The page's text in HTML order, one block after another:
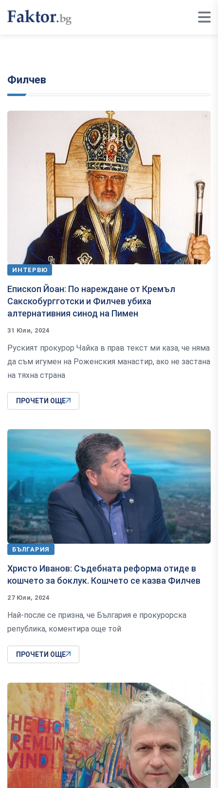
Филчев
ИНТЕРВЮ
Епископ Йоан: По нареждане от Кремъл
Сакскобургготски и Филчев убиха
алтернативния синод на Пимен
31 Юли, 2024
Руският прокурор Чайка в прав текст ми каза, че няма
да съм игумен на Роженския манастир, ако не застана
на тяхна страна
ПРОЧЕТИ ОЩЕ
БЪЛГАРИЯ
Христо Иванов: Съдебната реформа отиде в
кошчето за боклук. Кошчето се казва Филчев
27 Юли, 2024
Най-после се призна, че България е прокурорска
република, коментира още той
ПРОЧЕТИ ОЩЕ